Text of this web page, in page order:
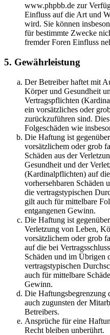
www.phpbb.de zur
Einfluss auf die Art und
wird. Sie können
für bestimmte Zwecke
fremder Foren Einfluss
5. Gewährleistung
Der Betreiber haftet mit
Körper und Gesundheit
Vertragspflichten
ein vorsätzliches oder
zurückzuführen sind.
Folgeschäden wie
Die Haftung ist
vorsätzlichem oder grob
Schäden aus der
Gesundheit und der
(Kardinalpflichten) auf
vorhersehbaren Schäden
die vertragstypischen
gilt auch für mittelbare
entgangenen Gewinn.
Die Haftung ist
Verletzung von Leben,
vorsätzlichem oder grob
auf die bei
Schäden und im Übrigen
vertragstypischen
auch für mittelbare
Gewinn.
Die Haftungsbegrenzung
auch zugunsten der
Betreibers.
Ansprüche für eine
Recht bleiben unberührt.